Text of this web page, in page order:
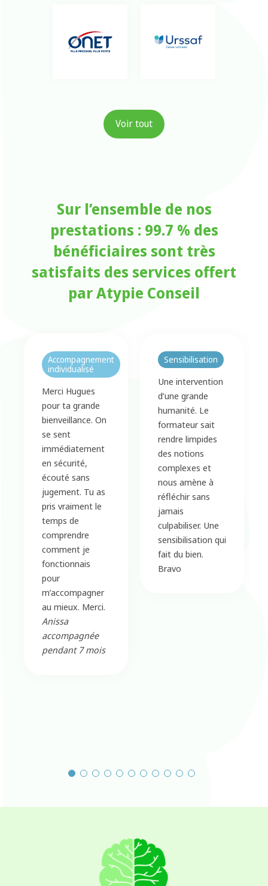
Voir tout
Sur l’ensemble de nos
prestations : 99.7 % des
bénéficiaires sont très
satisfaits des services offert
par Atypie Conseil
Accompagnement
individualisé
Merci Hugues
pour ta grande
bienveillance. On
se sent
immédiatement
en sécurité,
écouté sans
jugement. Tu as
pris vraiment le
temps de
comprendre
comment je
fonctionnais
pour
m’accompagner
au mieux. Merci.
Anissa
accompagnée
pendant 7 mois
Sensibilisation
Une intervention
d’une grande
humanité. Le
formateur sait
rendre limpides
des notions
complexes et
nous amène à
réfléchir sans
jamais
culpabiliser. Une
sensibilisation qui
fait du bien.
Bravo